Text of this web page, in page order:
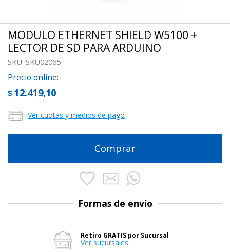
MODULO ETHERNET SHIELD W5100 +
LECTOR DE SD PARA ARDUINO
SKU: SKU02065
Precio online:
$12.419,10
Ver cuotas y medios de pago
Comprar
Formas de envío
Retiro GRATIS por Sucursal
Ver sucursales